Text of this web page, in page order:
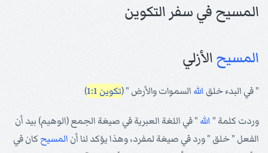
المسيح في سفر التكوين
المسيحالأزلي
" في البدء خلق الله السموات والأرض " (تكوين 1:1 )
وردت كلمة " الله " في اللغة العبرية في صيغة الجمع (الوهيم) بيد أن
الفعل " خلق " ورد في صيغة لمفرد، وهذا يؤكد لنا أن المسيحكان في